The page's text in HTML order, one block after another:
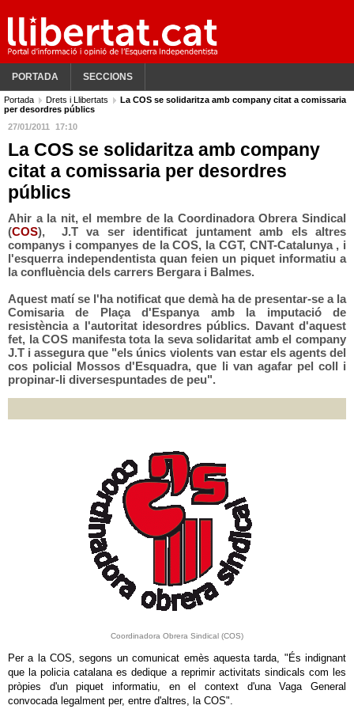
PORTADA SECCIONS
Portada Drets i Llibertats
La COS se solidaritza amb company citat a comissaria
per desordres públics
27/01/2011
17:10
La COS se solidaritza amb company
citat a comissaria per desordres
públics
Ahir a la nit, el membre de la Coordinadora Obrera Sindical
(COS), J.T va ser identificat juntament amb els altres
companys i companyes de la COS, la CGT, CNT-Catalunya , i
l'esquerra independentista quan feien un piquet informatiu a
la confluència dels carrers Bergara i Balmes.
Aquest matí se l'ha notificat que demà ha de presentar-se a la
Comisaria de Plaça d'Espanya amb la imputació de
resistència a l'autoritat idesordres públics. Davant d'aquest
fet, la COS manifesta tota la seva solidaritat amb el company
J.T i assegura que "els únics violents van estar els agents del
cos policial Mossos d'Esquadra, que li van agafar pel coll i
propinar-li diversespuntades de peu".
Coordinadora Obrera Sindical (COS)
Per a la COS, segons un comunicat emès aquesta tarda, "És indignant
que la policia catalana es dedique a reprimir activitats sindicals com les
pròpies d'un piquet informatiu, en el context d'una Vaga General
convocada legalment per, entre d'altres, la COS".